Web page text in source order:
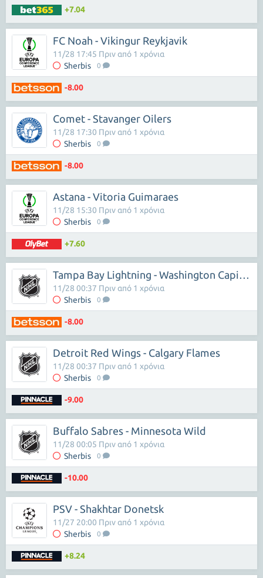
+7.04
FC Noah - Vikingur Reykjavik
Sherbis 0
11/28 17:45 Πριν από 1 χρόνια
-8.00
Comet - Stavanger Oilers
Sherbis 0
11/28 17:30 Πριν από 1 χρόνια
-8.00
Astana - Vitoria Guimaraes
Sherbis 0
11/28 15:30 Πριν από 1 χρόνια
+7.60
Tampa Bay Lightning - Washington Capitals
Sherbis 0
11/28 00:37 Πριν από 1 χρόνια
-8.00
Detroit Red Wings - Calgary Flames
Sherbis 0
11/28 00:37 Πριν από 1 χρόνια
-9.00
Buffalo Sabres - Minnesota Wild
Sherbis 0
11/28 00:05 Πριν από 1 χρόνια
-10.00
PSV - Shakhtar Donetsk
Sherbis 0
11/27 20:00 Πριν από 1 χρόνια
+8.24